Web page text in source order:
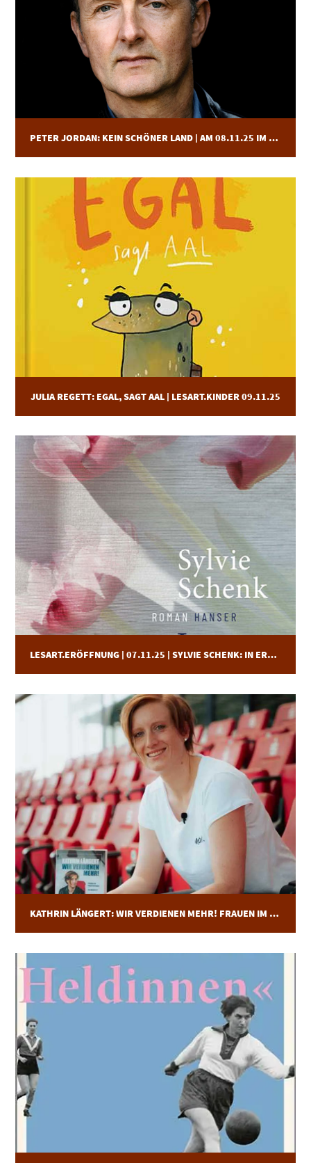
PETER JORDAN: KEIN SCHÖNER LAND | AM 08.11.25 IM LESART.FESTIVAL
JULIA REGETT: EGAL, SAGT AAL | LESART.KINDER 09.11.25
LESART.ERÖFFNUNG | 07.11.25 | SYLVIE SCHENK: IN ERWARTUNG EINES GLÜCKS
KATHRIN LÄNGERT: WIR VERDIENEN MEHR! FRAUEN IM PROFIFUSSBALL – EIN MANIFEST | LESART.STADION | 10.11.25